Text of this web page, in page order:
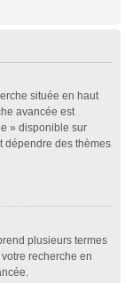
située en haut
avancée est
» disponible sur
dépendre des thèmes
plusieurs termes
recherche en